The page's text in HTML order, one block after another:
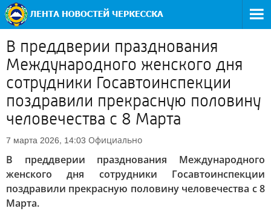
В преддверии празднования
Международного женского дня
сотрудники Госавтоинспекции
поздравили прекрасную половину
человечества с 8 Марта
7 марта 2026, 14:03 Официально
В преддверии празднования Международного
женского дня сотрудники Госавтоинспекции
поздравили прекрасную половину человечества с 8
Марта.